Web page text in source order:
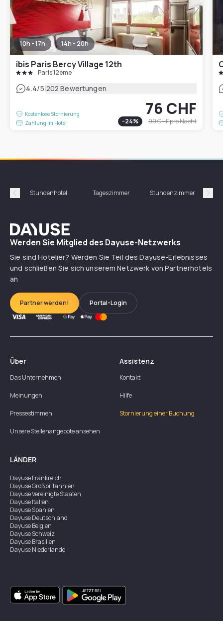
10h - 17h 14h - 20h
ibis Paris Bercy Village 12th
Paris 12ème
4.4/5|202 Bewertungen
Kostenlose Stornierung
Zahlung im Hotel
76 CHF
-24% 99 CHFpro Nacht
Précédent
Stundenhotel Tageszimmer Stundenzimmer
Dayuse
Werden Sie Mitglied des Dayuse-Netzwerks
Sie sind Hotelier? Werden Sie Teil des Dayuse-Erlebnisses
und schließen Sie sich unserem Netzwerk von Partnerhotels
an
Partner werden! Portal-Login
Über
Das Unternehmen
Meinungen
Pressestimmen
Unsere Stellenangebote ansehen
Assistenz
Kontakt
Hilfe
Stornierung einer Buchung
LÄNDER
DayuseFrankreich
DayuseGroßbritannien
DayuseVereinigte Staaten
DayuseItalien
DayuseSpanien
DayuseDeutschland
DayuseBelgien
DayuseSchweiz
DayuseBrasilien
DayuseNiederlande
DayuseKanada
DayuseSingapur
DayuseZweden